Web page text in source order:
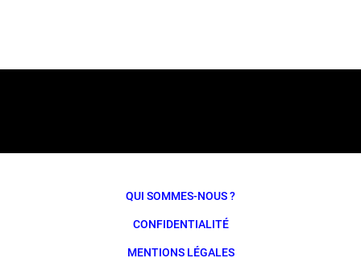
QUI SOMMES-NOUS ?
CONFIDENTIALITÉ
MENTIONS LÉGALES